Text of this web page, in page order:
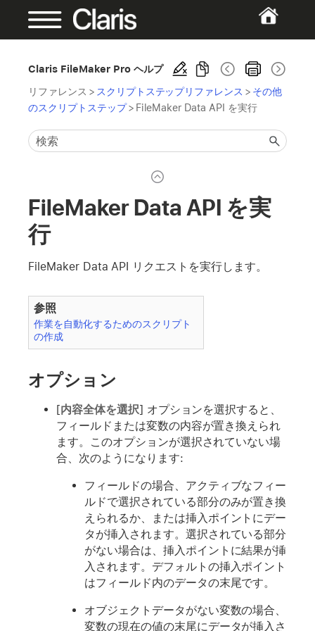
Claris FileMaker Pro ヘルプ
リファレンス > スクリプトステップリファレンス > その他
のスクリプトステップ> FileMaker Data API を実行
FileMaker Data API を実
行
FileMaker Data API リクエストを実行します。
参照
作業を自動化するためのスクリプト
の作成
オプション
[内容全体を選択] オプションを選択すると、
フィールドまたは変数の内容が置き換えられ
ます。このオプションが選択されていない場
合、次のようになります:
フィールドの場合、アクティブなフィー
ルドで選択されている部分のみが置き換
えられるか、または挿入ポイントにデー
タが挿入されます。選択されている部分
がない場合は、挿入ポイントに結果が挿
入されます。デフォルトの挿入ポイント
はフィールド内のデータの末尾です。
オブジェクトデータがない変数の場合、
変数の現在の値の末尾にデータが挿入さ